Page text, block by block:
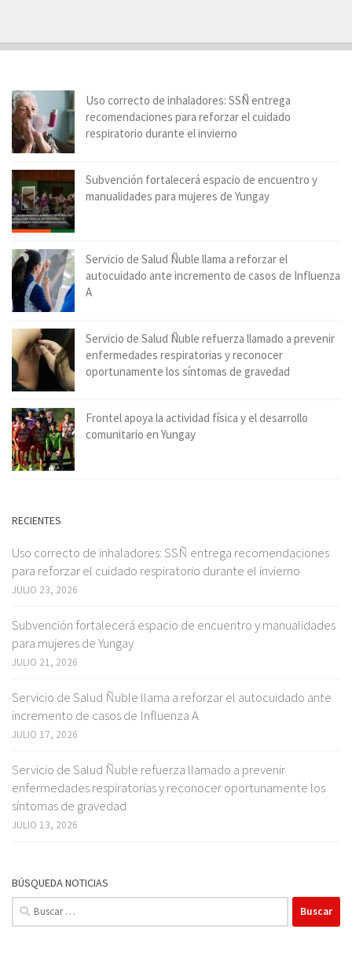
Uso correcto de inhaladores: SSÑ entrega
recomendaciones para reforzar el cuidado
respiratorio durante el invierno
Subvención fortalecerá espacio de encuentro y
manualidades para mujeres de Yungay
Servicio de Salud Ñuble llama a reforzar el
autocuidado ante incremento de casos de Influenza
A
Servicio de Salud Ñuble refuerza llamado a prevenir
enfermedades respiratorias y reconocer
oportunamente los síntomas de gravedad
Frontel apoya la actividad física y el desarrollo
comunitario en Yungay
RECIENTES
Uso correcto de inhaladores: SSÑ entrega recomendaciones
para reforzar el cuidado respiratorio durante el invierno
JULIO 23, 2026
Subvención fortalecerá espacio de encuentro y manualidades
para mujeres de Yungay
JULIO 21, 2026
Servicio de Salud Ñuble llama a reforzar el autocuidado ante
incremento de casos de Influenza A
JULIO 17, 2026
Servicio de Salud Ñuble refuerza llamado a prevenir
enfermedades respiratorias y reconocer oportunamente los
síntomas de gravedad
JULIO 13, 2026
BÚSQUEDA NOTICIAS
Buscar: